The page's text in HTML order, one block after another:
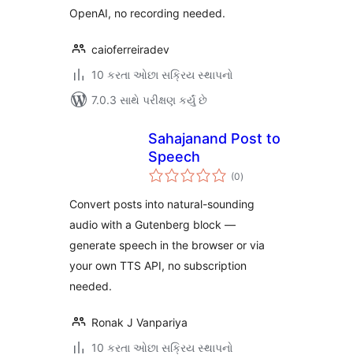
OpenAI, no recording needed.
caioferreiradev
10 કરતા ઓછા સક્રિય સ્થાપનો
7.0.3 સાથે પરીક્ષણ કર્યું છે
Sahajanand Post to
Speech
(0કુલ
રેટિંગ્સ
)
Convert posts into natural-sounding
audio with a Gutenberg block —
generate speech in the browser or via
your own TTS API, no subscription
needed.
Ronak J Vanpariya
10 કરતા ઓછા સક્રિય સ્થાપનો